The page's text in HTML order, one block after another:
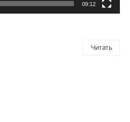
09:12
Читать